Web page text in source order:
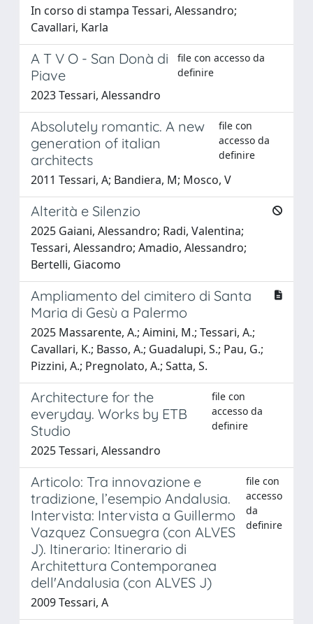
In corso di stampa Tessari, Alessandro;
Cavallari, Karla
A T V O - San Donà di
Piave
file con accesso da
definire
2023 Tessari, Alessandro
Absolutely romantic. A new
generation of italian
architects
file con
accesso da
definire
2011 Tessari, A; Bandiera, M; Mosco, V
Alterità e Silenzio
2025 Gaiani, Alessandro; Radi, Valentina;
Tessari, Alessandro; Amadio, Alessandro;
Bertelli, Giacomo
Ampliamento del cimitero di Santa
Maria di Gesù a Palermo
2025 Massarente, A.; Aimini, M.; Tessari, A.;
Cavallari, K.; Basso, A.; Guadalupi, S.; Pau, G.;
Pizzini, A.; Pregnolato, A.; Satta, S.
Architecture for the
everyday. Works by ETB
Studio
file con
accesso da
definire
2025 Tessari, Alessandro
Articolo: Tra innovazione e
tradizione, l’esempio Andalusia.
Intervista: Intervista a Guillermo
Vazquez Consuegra (con ALVES
J). Itinerario: Itinerario di
Architettura Contemporanea
dell'Andalusia (con ALVES J)
file con
accesso
da
definire
2009 Tessari, A